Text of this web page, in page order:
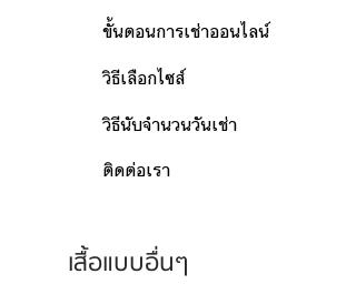
ขั้นตอนการเช่าออนไลน์
วิธีเลือกไซส์
วิธีนับจำนวนวันเช่า
ติดต่อเรา
เสื้อแบบอื่นๆ